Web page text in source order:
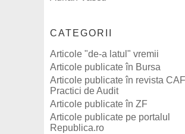
CATEGORII
Articole "de-a latul" vremii
Articole publicate în Bursa
Articole publicate în revista
Practici de Audit
Articole publicate în ZF
Articole publicate pe portalul
Republica.ro